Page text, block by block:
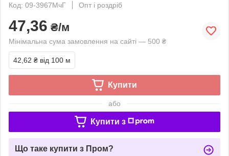
Код: 09-3967МчГ
Опт і роздріб
47,36 ₴/м
Мінімальна сума замовлення на сайті — 500 ₴
42,62 ₴ від 100 м
Купити
або
Купити з
Що таке купити з Пром?